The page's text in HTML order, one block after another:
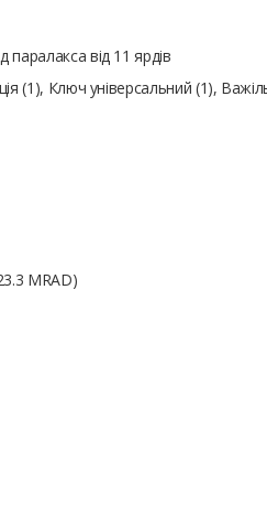
від 11 ярдів
(1), Ключ універсальний (1),
MRAD)